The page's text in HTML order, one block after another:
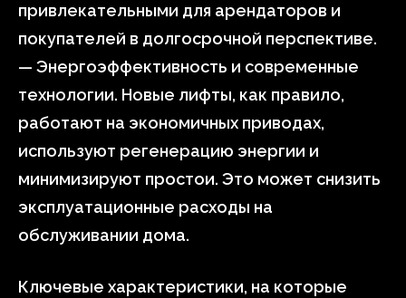
привлекательными для арендаторов и
покупателей в долгосрочной перспективе.
— Энергоэффективность и современные
технологии. Новые лифты, как правило,
работают на экономичных приводах,
используют регенерацию энергии и
минимизируют простои. Это может снизить
эксплуатационные расходы на
обслуживании дома.
Ключевые характеристики, на которые